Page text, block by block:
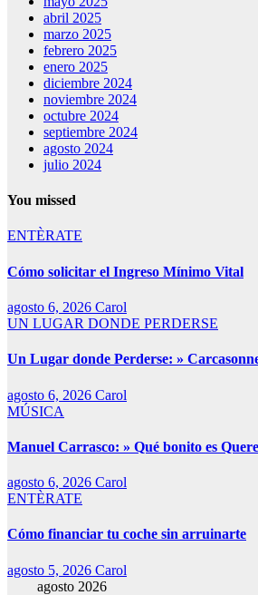
abril 2025
marzo 2025
febrero 2025
enero 2025
diciembre 2024
noviembre 2024
octubre 2024
septiembre 2024
agosto 2024
julio 2024
You missed
ENTÈRATE
Cómo solicitar el Ingreso Mínimo Vital
agosto 6, 2026 Carol
UN LUGAR DONDE PERDERSE
Un Lugar donde Perderse: »
agosto 6, 2026 Carol
MÚSICA
Manuel Carrasco: » Qué bonito es
agosto 6, 2026 Carol
ENTÈRATE
Cómo financiar tu coche sin arruinarte
agosto 5, 2026 Carol
agosto 2026